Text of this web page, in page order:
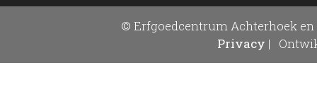
© Erfgoedcentrum Achterhoek en
Privacy |